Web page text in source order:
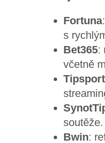
Fortuna
s
Bet365:
včetně
Tipsport
soutěže.
Bwin: